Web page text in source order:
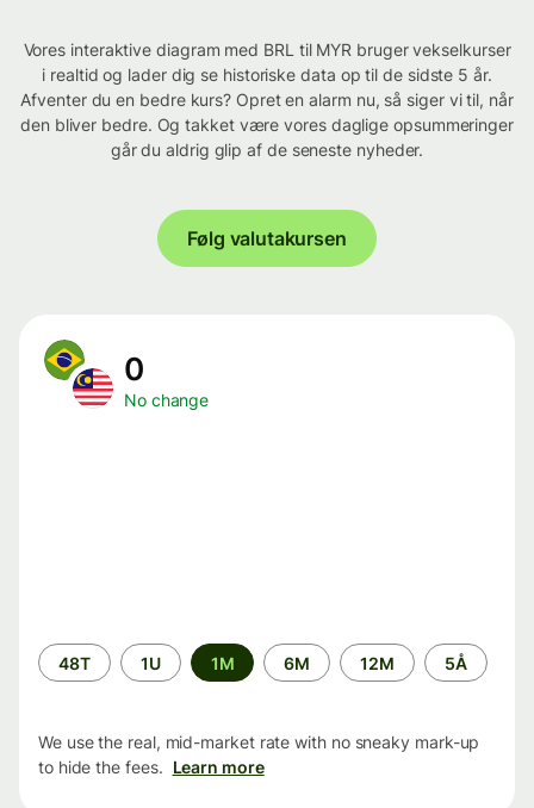
Vores interaktive diagram med BRL til MYR bruger vekselkurser
i realtid og lader dig se historiske data op til de sidste 5 år.
Afventer du en bedre kurs? Opret en alarm nu, så siger vi til, når
den bliver bedre. Og takket være vores daglige opsummeringer
går du aldrig glip af de seneste nyheder.
Følg valutakursen
0
No change
Time
period
48T 1U 1M 6M 12M 5Å
We use the real, mid-market rate with no sneaky mark-up
to hide the fees. Learn more